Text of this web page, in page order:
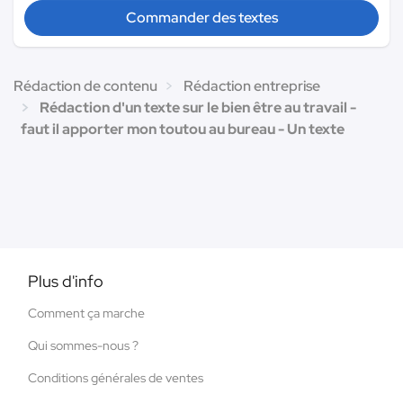
Commander des textes
Rédaction de contenu
Rédaction entreprise
Rédaction d'un texte sur le bien être au travail -
faut il apporter mon toutou au bureau - Un texte
Plus d'info
Comment ça marche
Qui sommes-nous ?
Conditions générales de ventes